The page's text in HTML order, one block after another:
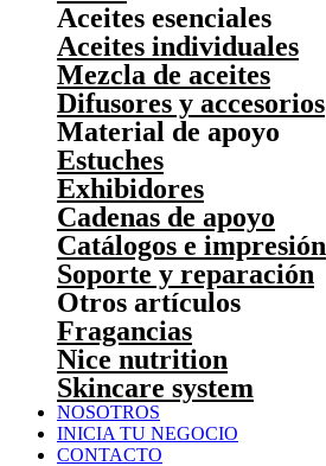
Aceites esenciales
Aceites individuales
Mezcla de aceites
Difusores y accesorios
Material de apoyo
Estuches
Exhibidores
Cadenas de apoyo
Catálogos e impresión
Soporte y reparación
Otros artículos
Fragancias
Nice nutrition
Skincare system
NOSOTROS
INICIA TU NEGOCIO
CONTACTO